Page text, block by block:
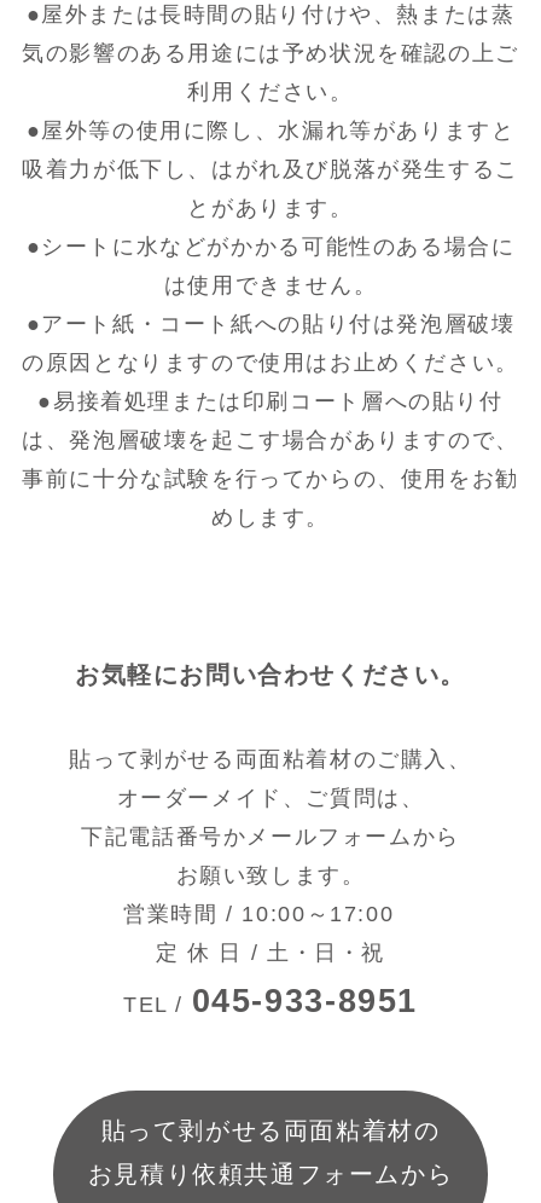
●屋外または長時間の貼り付けや、熱または蒸
気の影響のある用途には予め状況を確認の上ご
利用ください。
●屋外等の使用に際し、水漏れ等がありますと
吸着力が低下し、はがれ及び脱落が発生するこ
とがあります。
●シートに水などがかかる可能性のある場合に
は使用できません。
●アート紙・コート紙への貼り付は発泡層破壊
の原因となりますので使用はお止めください。
●易接着処理または印刷コート層への貼り付
は、発泡層破壊を起こす場合がありますので、
事前に十分な試験を行ってからの、使用をお勧
めします。
お気軽にお問い合わせください。
貼って剥がせる両面粘着材のご購入、
オーダーメイド、ご質問は、
下記電話番号かメールフォームから
お願い致します。
営業時間 / 10:00～17:00
定 休 日 / 土・日・祝
TEL / 045-933-8951
貼って剥がせる両面粘着材の
お見積り依頼共通フォームから